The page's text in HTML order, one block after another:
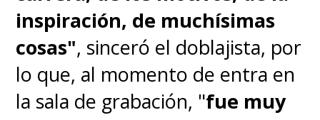
inspiración, de muchísimas
cosas", sinceró el doblajista, por
lo que, al momento de entra en
la sala de grabación, "fue muy